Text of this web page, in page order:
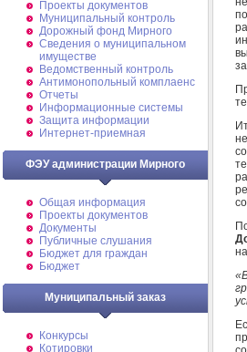
Проекты документов
Муниципальный контроль
Дорожный фонд Мирного
Cведения о муниципальном
имуществе
Ведомственный контроль
Антимонопольный комплаенс
Отчеты
Информационные системы
Защита информации
Интернет-приемная
ФЭУ администрации Мирного
Общая информация
Проекты документов
Документы
Публичные слушания
Бюджет для граждан
Бюджет
Муниципальный заказ
Конкурсы
Котировки